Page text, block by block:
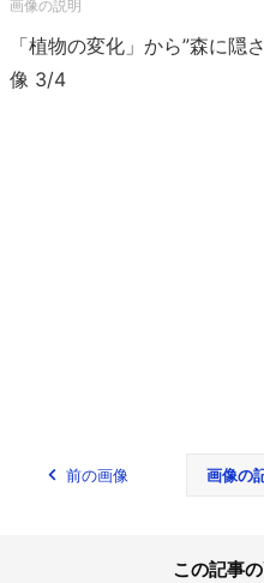
「植物の変化」から”森に隠
像 3/4
前の画像 画像の
この記事